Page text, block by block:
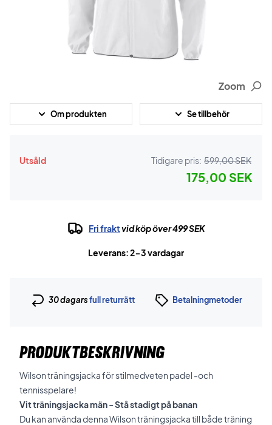
Zoom
Om produkten Se tillbehör
Utsåld Tidigare pris: 599,00 SEK
175,00 SEK
Fri fraktvid köp över 499 SEK
Leverans: 2-3 vardagar
30 dagarsfull returrätt Betalningmetoder
PRODUKTBESKRIVNING
Wilson träningsjacka för stilmedveten padel -och
tennisspelare!
Vit träningsjacka män - Stå stadigt på banan
Du kan använda denna Wilson träningsjacka till både träning